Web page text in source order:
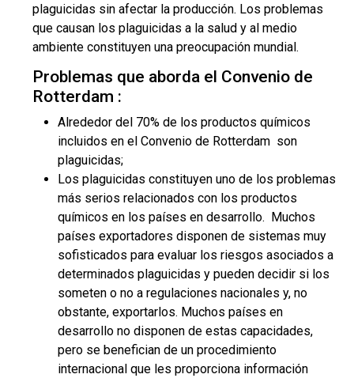
plaguicidas sin afectar la producción. Los problemas
que causan los plaguicidas a la salud y al medio
ambiente constituyen una preocupación mundial.
Problemas que aborda el Convenio de
Rotterdam :
Alrededor del 70% de los productos químicos
incluidos en el Convenio de Rotterdam son
plaguicidas;
Los plaguicidas constituyen uno de los problemas
más serios relacionados con los productos
químicos en los países en desarrollo. Muchos
países exportadores disponen de sistemas muy
sofisticados para evaluar los riesgos asociados a
determinados plaguicidas y pueden decidir si los
someten o no a regulaciones nacionales y, no
obstante, exportarlos. Muchos países en
desarrollo no disponen de estas capacidades,
pero se benefician de un procedimiento
internacional que les proporciona información